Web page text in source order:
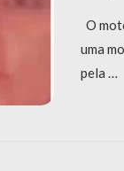
O
uma
pela …